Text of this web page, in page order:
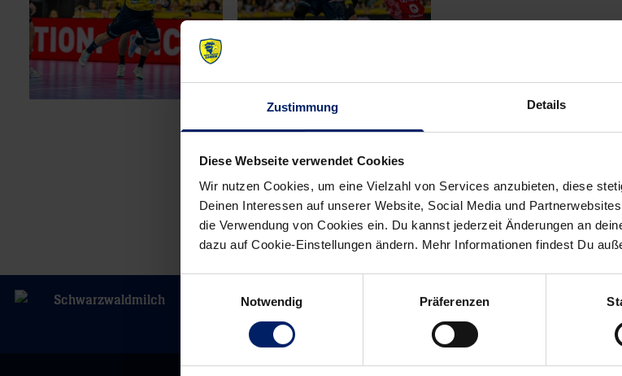
Zustimmung Details
Diese Webseite verwendet Cookies
Wir nutzen Cookies, um eine Vielzahl von Services anzubieten, diese
Deinen Interessen auf unserer Website, Social Media und
die Verwendung von Cookies ein. Du kannst jederzeit Änderungen an
dazu auf Cookie-Einstellungen ändern. Mehr Informationen findest Du
Notwendig
Präferenzen